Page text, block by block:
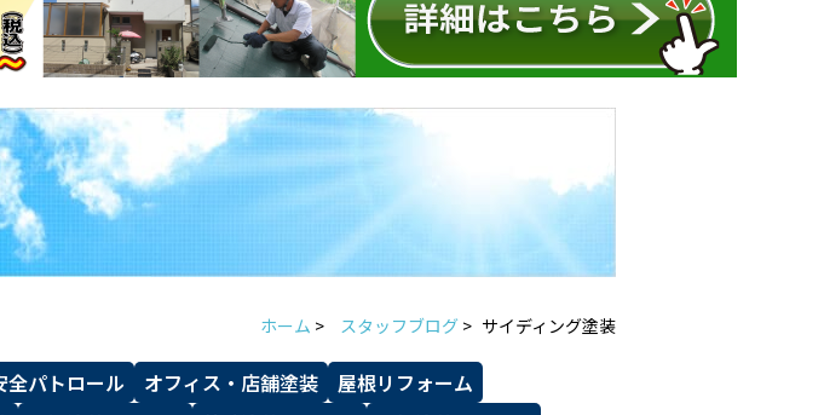
ホーム > スタッフブログ > サイディング塗装
全パトロール オフィス・店舗塗装
屋根リフォーム